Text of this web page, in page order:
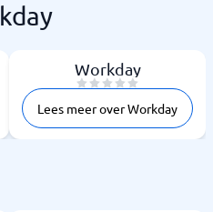
Workday
Lees meer over Workday